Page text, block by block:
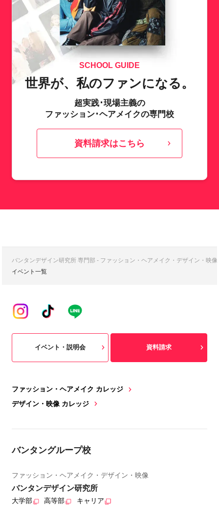
SCHOOL GUIDE
世界が、私のファンになる。
超実践･現場主義の
ファッション･ヘアメイクの専門校
資料請求はこちら
バンタンデザイン研究所 専門部 - ファッション・ヘアメイク・デザイン・映
イベント一覧
ファッション・ヘアメイク カレッジ
デザイン・映像 カレッジ
イベント・説明会 資料請求
バンタングループ校
ファッション・ヘアメイク・デザイン・映像
バンタンデザイン研究所
大学部 高等部 キャリア